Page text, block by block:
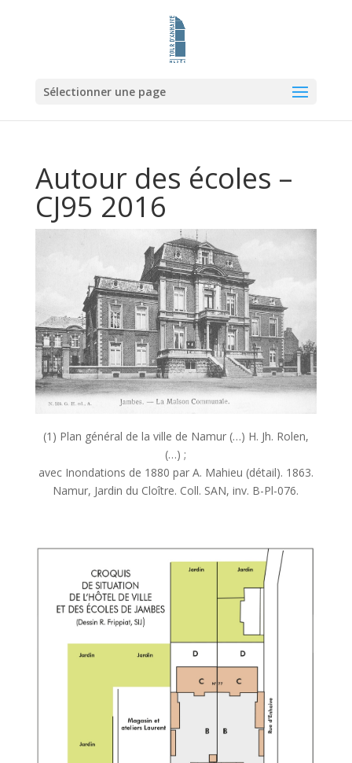
Sélectionner une page
Autour des écoles –
CJ95 2016
(1) Plan général de la ville de Namur (…) H. Jh. Rolen,
(…) ;
avec Inondations de 1880 par A. Mahieu (détail). 1863.
Namur, Jardin du Cloître. Coll. SAN, inv. B-Pl-076.